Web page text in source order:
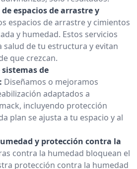
espacios de arrastre y
espacios de arrastre y cimientos
y humedad. Estos servicios
salud de tu estructura y evitan
que crezcan.
de
Diseñamos o mejoramos
adaptados a
incluyendo protección
plan se ajusta a tu espacio y al
y protección contra la
contra la humedad bloquean el
protección contra la humedad